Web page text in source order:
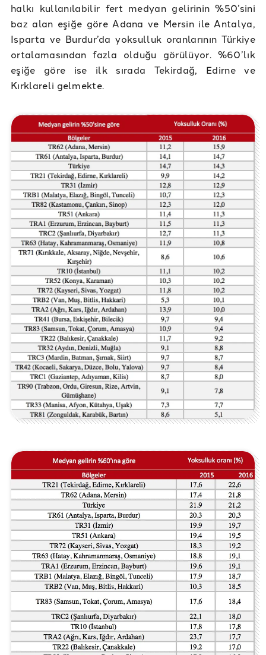
halkı kullanılabilir fert medyan gelirinin %50’sini
baz alan eşiğe göre Adana ve Mersin ile Antalya,
Isparta ve Burdur’da yoksulluk oranlarının Türkiye
ortalamasından fazla olduğu görülüyor. %60’lık
eşiğe göre ise ilk sırada Tekirdağ, Edirne ve
Kırklareli gelmekte.